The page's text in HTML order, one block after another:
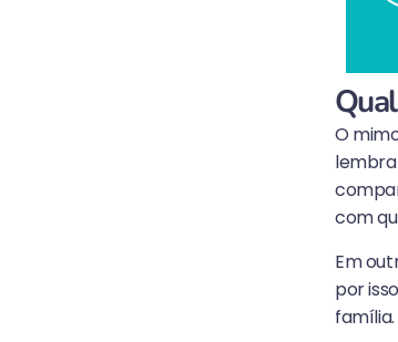
O
com
Em
por
família.